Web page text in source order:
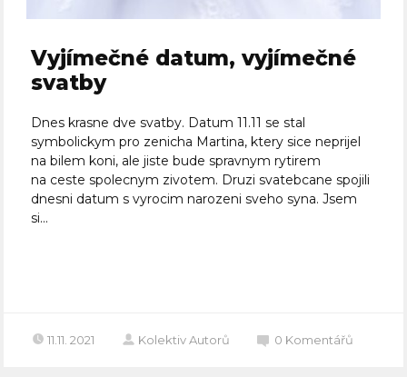
Vyjímečné datum, vyjímečné
svatby
Dnes krasne dve svatby. Datum 11.11 se stal
symbolickym pro zenicha Martina, ktery sice neprijel
na bilem koni, ale jiste bude spravnym rytirem
na ceste spolecnym zivotem. Druzi svatebcane spojili
dnesni datum s vyrocim narozeni sveho syna. Jsem
si...
11.11. 2021 Kolektiv Autorů 0 Komentářů